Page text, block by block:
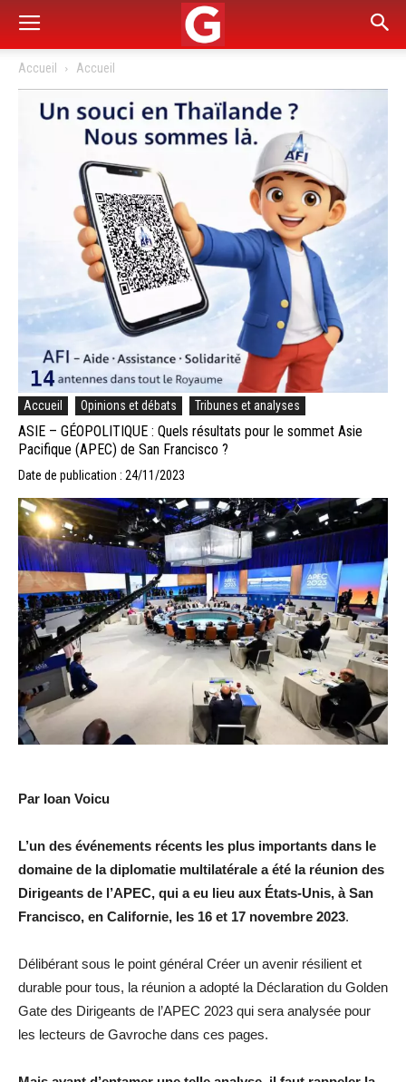
Accueil Accueil
Accueil Opinions et débats Tribunes et analyses
ASIE – GÉOPOLITIQUE : Quels résultats pour le sommet Asie
Pacifique (APEC) de San Francisco ?
Date de publication : 24/11/2023
Par Ioan Voicu
L’un des événements récents les plus importants dans le
domaine de la diplomatie multilatérale a été la réunion des
Dirigeants de l’APEC, qui a eu lieu aux États-Unis, à San
Francisco, en Californie, les 16 et 17 novembre 2023.
Délibérant sous le point général Créer un avenir résilient et
durable pour tous, la réunion a adopté la Déclaration du Golden
Gate des Dirigeants de l’APEC 2023 qui sera analysée pour
les lecteurs de Gavroche dans ces pages.